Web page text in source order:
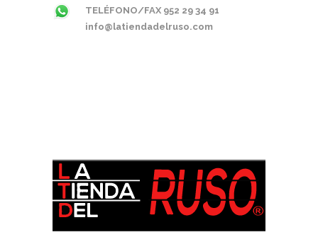
TELÉFONO/FAX 952 29 34 91
info@latiendadelruso.com